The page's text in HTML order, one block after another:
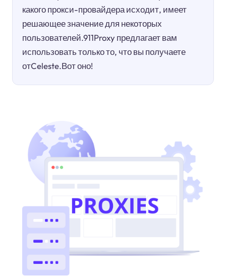
какого прокси-провайдера исходит, имеет
решающее значение для некоторых
пользователей.911Proxy предлагает вам
использовать только то, что вы получаете
отCeleste.Вот оно!